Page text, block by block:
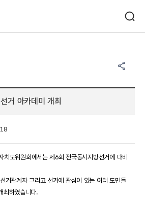
선거 아카데미 개최
도위원회에서는 제6회 전국동시지방선거에 대비
거관계자 그리고 선거에 관심이 있는 여러 도민들
최하였습니다.